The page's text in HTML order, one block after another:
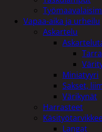
Vapaa-aika ja urheilu
Askartelu
Miniatyyri
Sakset,
Värikynät
Harrasteet
Langat